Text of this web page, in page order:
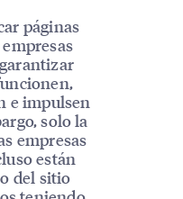
páginas
e impulsen
solo la
empresas
están
del sitio